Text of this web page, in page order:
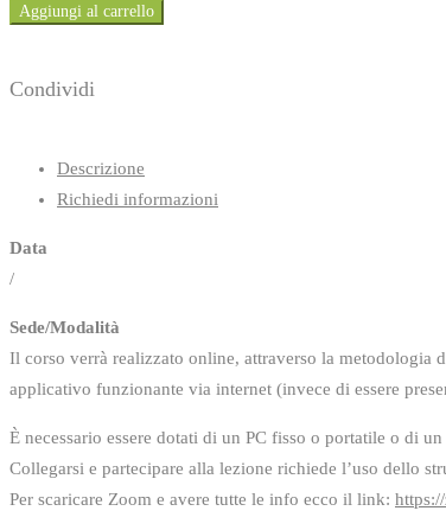
Aggiungi al carrello
Condividi
Descrizione
Richiedi informazioni
Data
/
Sede/Modalità
Il corso verrà realizzato online, attraverso la metodologia
applicativo funzionante via internet (invece di essere
È necessario essere dotati di un PC fisso o portatile o di
Collegarsi e partecipare alla lezione richiede l’uso dello
Per scaricare Zoom e avere tutte le info ecco il link: